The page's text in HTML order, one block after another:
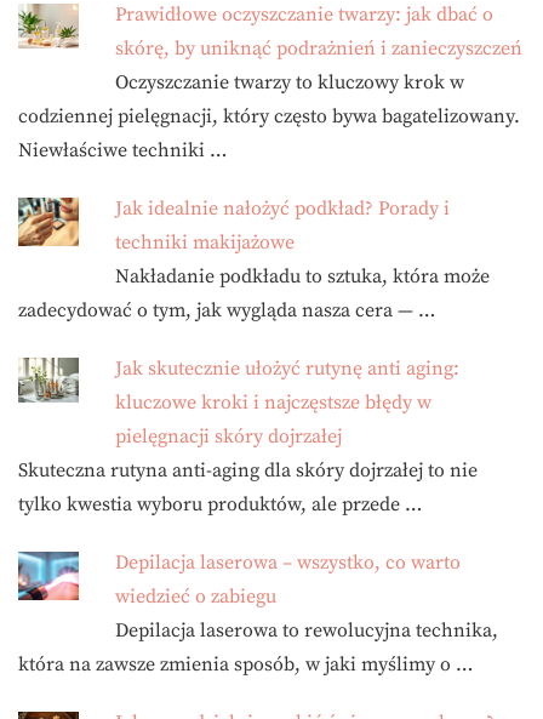
Prawidłowe oczyszczanie twarzy: jak dbać o
skórę, by uniknąć podrażnień i zanieczyszczeń
Oczyszczanie twarzy to kluczowy krok w
codziennej pielęgnacji, który często bywa bagatelizowany.
Niewłaściwe techniki …
Jak idealnie nałożyć podkład? Porady i
techniki makijażowe
Nakładanie podkładu to sztuka, która może
zadecydować o tym, jak wygląda nasza cera — …
Jak skutecznie ułożyć rutynę anti aging:
kluczowe kroki i najczęstsze błędy w
pielęgnacji skóry dojrzałej
Skuteczna rutyna anti-aging dla skóry dojrzałej to nie
tylko kwestia wyboru produktów, ale przede …
Depilacja laserowa – wszystko, co warto
wiedzieć o zabiegu
Depilacja laserowa to rewolucyjna technika,
która na zawsze zmienia sposób, w jaki myślimy o …